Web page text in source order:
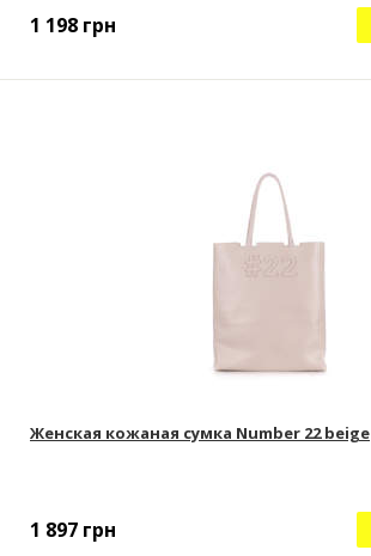
1 198 грн
Женская кожаная сумка Number 22 beige
1 897 грн